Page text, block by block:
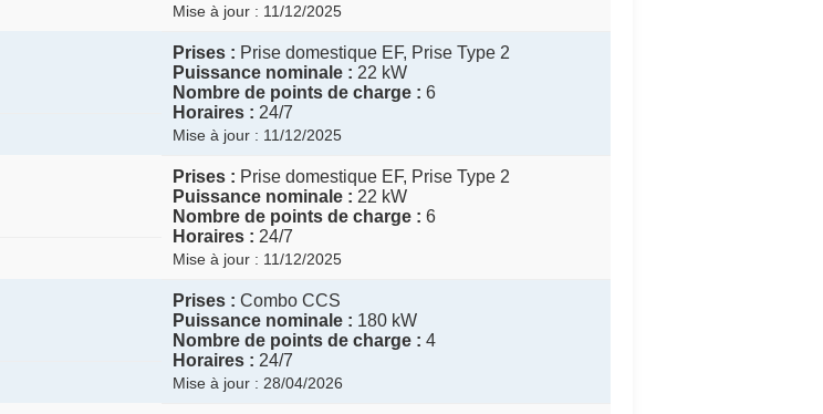
Mise à jour : 11/12/2025
Prises : Prise domestique EF, Prise Type 2
Puissance nominale : 22 kW
Nombre de points de charge : 6
Horaires : 24/7
Mise à jour : 11/12/2025
Prises : Prise domestique EF, Prise Type 2
Puissance nominale : 22 kW
Nombre de points de charge : 6
Horaires : 24/7
Mise à jour : 11/12/2025
Prises : Combo CCS
Puissance nominale : 180 kW
Nombre de points de charge : 4
Horaires : 24/7
Mise à jour : 28/04/2026